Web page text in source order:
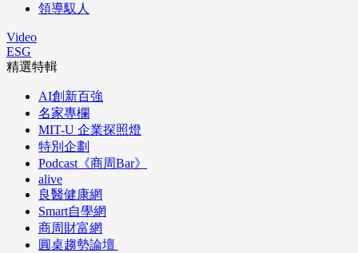
領導馭人
Video
ESG
精選特輯
AI創新百強
名家專欄
MIT-U 企業探照燈
特別企劃
Podcast《商周Bar》
alive
良醫健康網
Smart自學網
商周財富網
圓桌趨勢論壇